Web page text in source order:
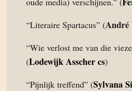
“Literaire Spartacus” (André
“Wie verlost me van die
(Lodewijk Asscher cs)
“Pijnlijk treffend” (Sylvana